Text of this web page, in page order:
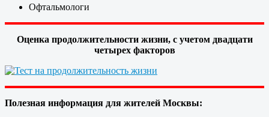
Офтальмологи
Оценка продолжительности жизни, с учетом двадцати
четырех факторов
Полезная информация для жителей Москвы: